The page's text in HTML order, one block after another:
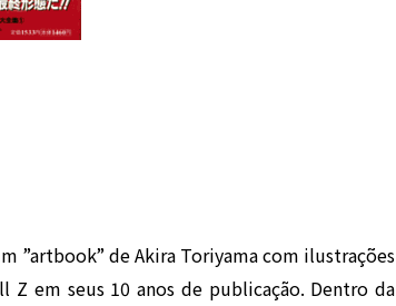
”artbook” de Akira Toriyama com ilustrações
Z em seus 10 anos de publicação. Dentro da